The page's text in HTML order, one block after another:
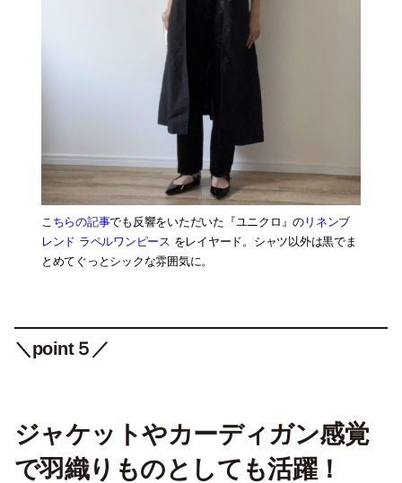
こちらの記事でも反響をいただいた『ユニクロ』の リネンブ
レンド ラペルワンピース をレイヤード。シャツ以外は黒でま
とめてぐっとシックな雰囲気に。
＼point５／
ジャケットやカーディガン感覚
で羽織りものとしても活躍！